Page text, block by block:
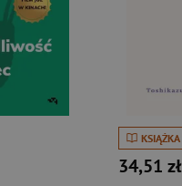
KSIĄŻKA
34,51 zł